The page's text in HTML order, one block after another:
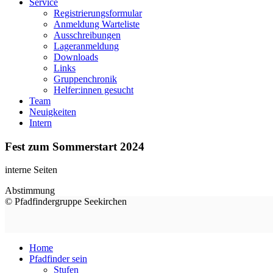
Service
Registrierungsformular
Anmeldung Warteliste
Ausschreibungen
Lageranmeldung
Downloads
Links
Gruppenchronik
Helfer:innen gesucht
Team
Neuigkeiten
Intern
Fest zum Sommerstart 2024
interne Seiten
Abstimmung
© Pfadfindergruppe Seekirchen
Home
Pfadfinder sein
Stufen